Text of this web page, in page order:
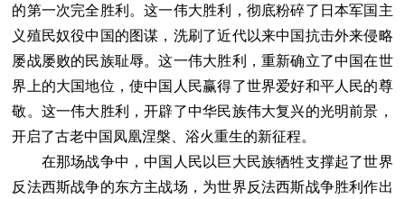
的第一次完全胜利。这一伟大胜利，彻底粉碎了日本军国主
义殖民奴役中国的图谋，洗刷了近代以来中国抗击外来侵略
屡战屡败的民族耻辱。这一伟大胜利，重新确立了中国在世
界上的大国地位，使中国人民赢得了世界爱好和平人民的尊
敬。这一伟大胜利，开辟了中华民族伟大复兴的光明前景，
开启了古老中国凤凰涅槃、浴火重生的新征程。
在那场战争中，中国人民以巨大民族牺牲支撑起了世界
反法西斯战争的东方主战场，为世界反法西斯战争胜利作出